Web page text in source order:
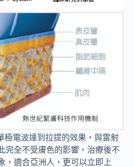
極電波達到拉提的效果，與雷射
完全不受膚色的影響，治療後不
，適合亞洲人，更可以立即上